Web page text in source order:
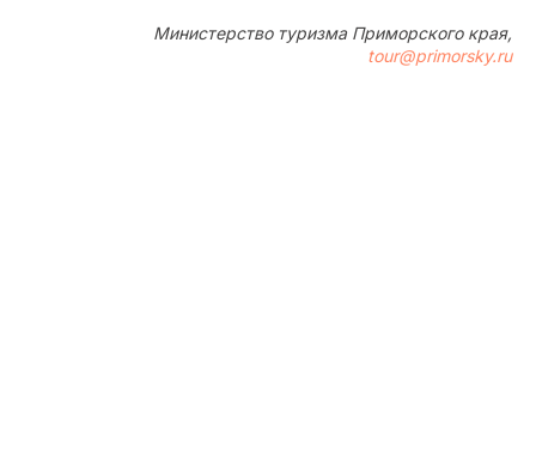
Министерство туризма Приморского края,
tour@primorsky.ru